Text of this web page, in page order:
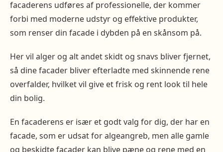
facaderens udføres af professionelle, der kommer
forbi med moderne udstyr og effektive produkter,
som renser din facade i dybden på en skånsom på.
Her vil alger og alt andet skidt og snavs bliver fjernet,
så dine facader bliver efterladte med skinnende rene
overfalder, hvilket vil give et frisk og rent look til hele
din bolig.
En facaderens er især et godt valg for dig, der har en
facade, som er udsat for algeangreb, men alle gamle
og beskidte facader kan blive pæne og rene med en